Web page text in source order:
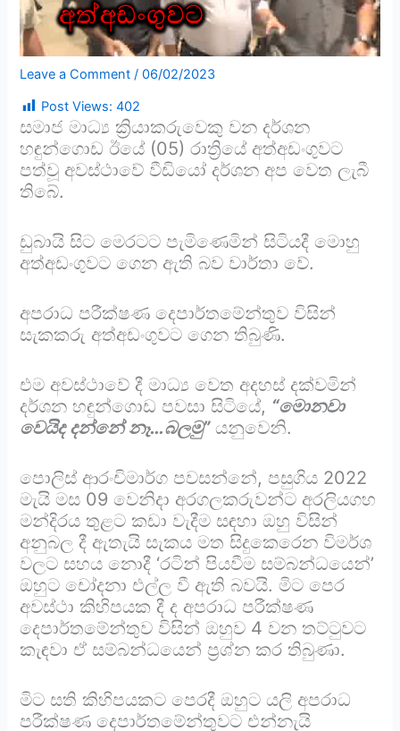
Leave a Comment /06/02/2023
Post Views: 402
සමාජ මාධ්‍ය ක්‍රියාකරුවෙකු වන දර්ශන
හඳුන්ගොඩ ඊයේ (05) රාත්‍රියේ අත්අඩංගුවට
පත්වූ අවස්ථාවේ වීඩියෝ දර්ශන අප වෙත ලැබී
තිබේ.
ඩුබායි සිට මෙරටට පැමිණෙමින් සිටියදී මොහු
අත්අඩංගුවට ගෙන ඇති බව වාර්තා වේ.
අපරාධ පරීක්ෂණ දෙපාර්තමේන්තුව විසින්
සැකකරු අත්අඩංගුවට ගෙන තිබුණි.
එම අවස්ථාවේ දී මාධ්‍ය වෙත අදහස් දක්වමින්
දර්ශන හඳුන්ගොඩ පවසා සිටියේ, “මොනවා
වෙයිද දන්නේ නෑ…බලමු”යනුවෙනි.
පොලිස් ආරංචිමාර්ග පවසන්නේ, පසුගිය 2022
මැයි මස 09 වෙනිදා අරගලකරුවන්ට අරලියගහ
මන්දිරය තුළට කඩා වැදීම සඳහා ඔහු විසින්
අනුබල දී ඇතැයි සැකය මත සිදුකෙරෙන විමර්ශ
වලට සහය නොදී ‘රටින් පියවීම සම්බන්ධයෙන්’
ඔහුට චෝදනා එල්ල වී ඇති බවයි. මිට පෙර
අවස්ථා කිහිපයක දී ද අපරාධ පරීක්ෂණ
දෙපාර්තමේන්තුව විසින් ඔහුව 4 වන තට්ටුවට
කැඳවා ඒ සම්බන්ධයෙන් ප්‍රශ්න කර තිබුණා.
මිට සති කිහිපයකට පෙරදී ඔහුට යලි අපරාධ
පරීක්ෂණ දෙපාර්තමේන්තුවට එන්නැයි